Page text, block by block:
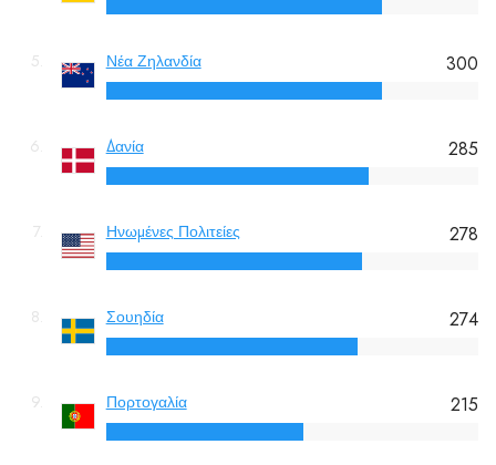
5. Νέα Ζηλανδία 300
6. Δανία 285
7. Ηνωμένες Πολιτείες 278
8. Σουηδία 274
9. Πορτογαλία 215